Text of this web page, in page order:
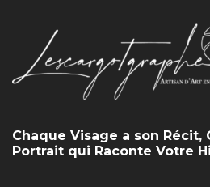
Chaque Visage a son Récit,
Portrait qui Raconte Votre